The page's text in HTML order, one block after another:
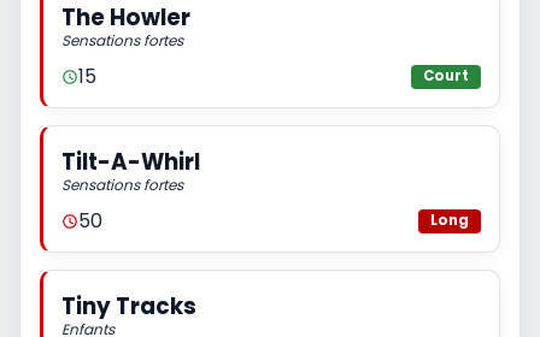
The Howler
Sensations fortes
15 Court
Tilt-A-Whirl
Sensations fortes
50 Long
Tiny Tracks
Enfants